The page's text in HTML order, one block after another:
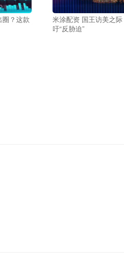
？这款
米涂配资 国王访美之
吁“反胁迫”